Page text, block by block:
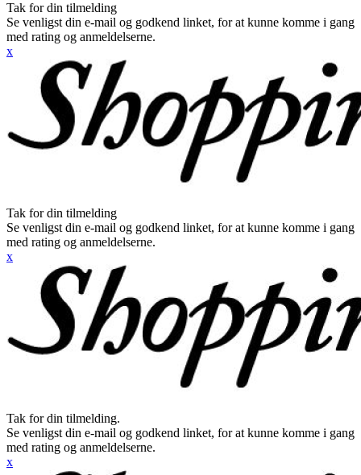
Tak for din tilmelding
Se venligst din e-mail og godkend linket, for at kunne komme i gang
med rating og anmeldelserne.
x
Tak for din tilmelding
Se venligst din e-mail og godkend linket, for at kunne komme i gang
med rating og anmeldelserne.
x
Tak for din tilmelding.
Se venligst din e-mail og godkend linket, for at kunne komme i gang
med rating og anmeldelserne.
x